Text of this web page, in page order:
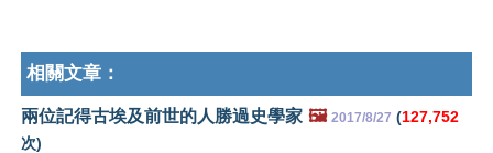
相關文章：
兩位記得古埃及前世的人勝過史學家 🖼️ 2017/8/27 (127,752
次)